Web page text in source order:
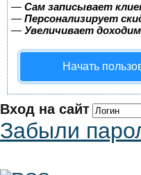
— Сам записывает
— Персонализирует
— Увеличивает
Начать
Вход на сайт
Забыли